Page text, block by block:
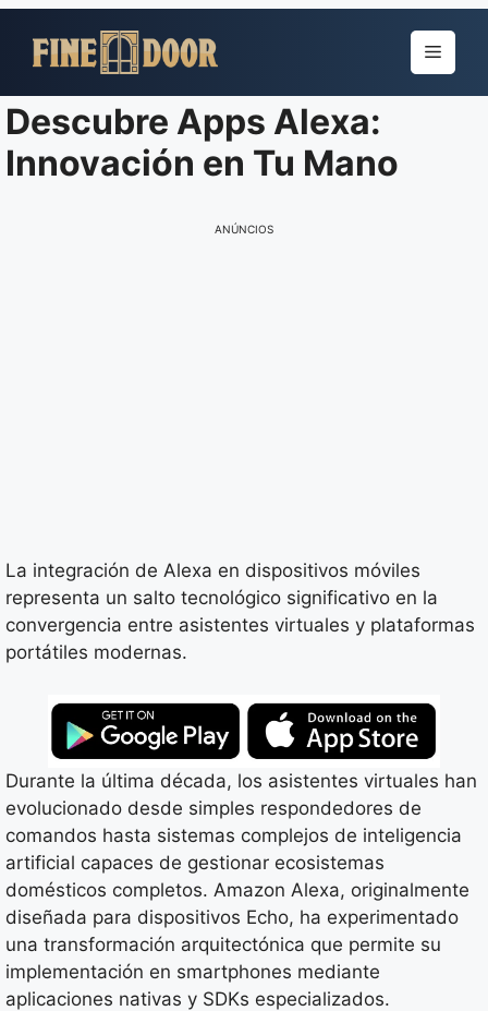
para
conteúdo
Menu
Descubre Apps Alexa:
Innovación en Tu Mano
ANÚNCIOS
La integración de Alexa en dispositivos móviles
representa un salto tecnológico significativo en la
convergencia entre asistentes virtuales y plataformas
portátiles modernas.
Durante la última década, los asistentes virtuales han
evolucionado desde simples respondedores de
comandos hasta sistemas complejos de inteligencia
artificial capaces de gestionar ecosistemas
domésticos completos. Amazon Alexa, originalmente
diseñada para dispositivos Echo, ha experimentado
una transformación arquitectónica que permite su
implementación en smartphones mediante
aplicaciones nativas y SDKs especializados.